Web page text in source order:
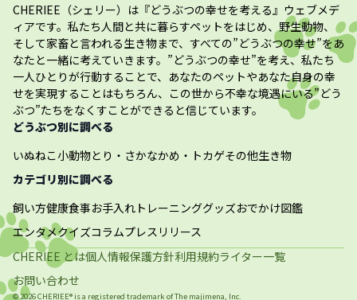
CHERIEE（シェリー） は『どうぶつの幸せを考える』ウェブメデ
ィアです。私たち人間と共に暮らすペットをはじめ、野生動物、
そして家畜と言われる生き物まで、すべての”どうぶつの幸せ”をあ
なたと一緒に考えていきます。”どうぶつの幸せ”を考え、私たち
一人ひとりが行動することで、あなたのペットやあなた自身の幸
せを実現することはもちろん、この世から不幸な境遇にいる”どう
ぶつ”たちをなくすことができると信じています。
どうぶつ別に調べる
いぬねこ小動物とり・さかなかめ・トカゲその他生き物
カテゴリ別に調べる
飼い方健康食事お手入れ トレーニンググッズおでかけ図鑑
エンタメクイズコラムプレスリリース
CHERIEE とは個人情報保護方針利用規約ライター一覧
お問い合わせ
©2026CHERIEE® is a registered trademark of The majimena, Inc.